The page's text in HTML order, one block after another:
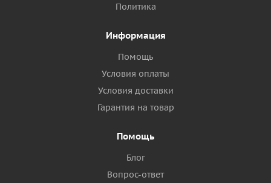
Политика
Информация
Помощь
Условия оплаты
Условия доставки
Гарантия на товар
Помощь
Блог
Вопрос-ответ